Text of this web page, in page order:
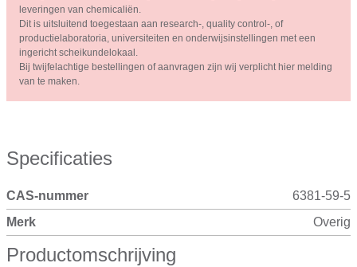
leveringen van chemicaliën.
Dit is uitsluitend toegestaan aan research-, quality control-, of
productielaboratoria, universiteiten en onderwijsinstellingen met een
ingericht scheikundelokaal.
Bij twijfelachtige bestellingen of aanvragen zijn wij verplicht hier melding
van te maken.
Specificaties
CAS-nummer
6381-59-5
Merk
Overig
Productomschrijving